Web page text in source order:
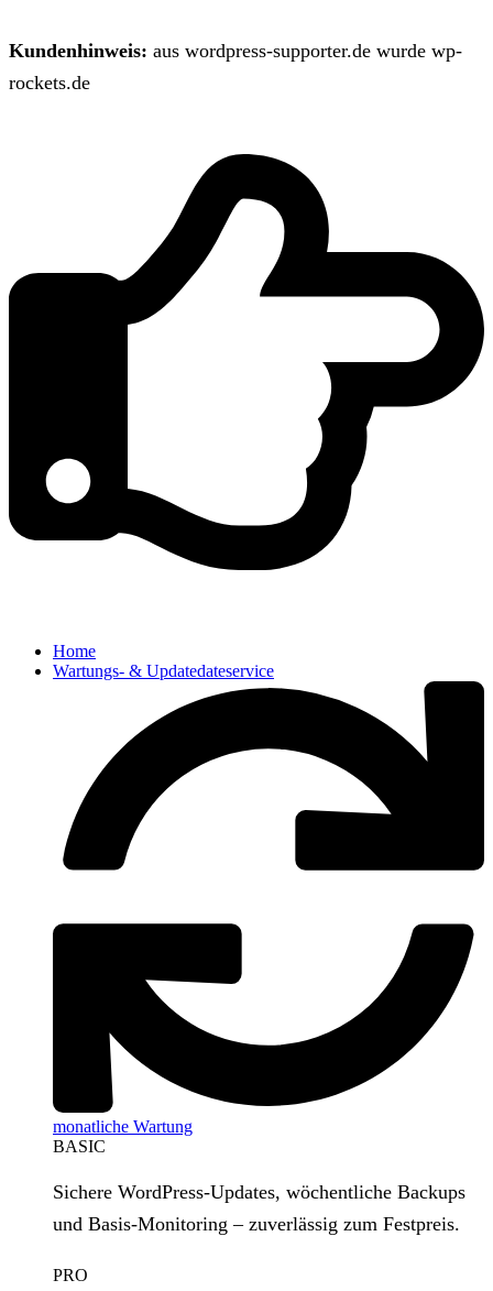
Kundenhinweis: aus wordpress-supporter.de wurde wp-
rockets.de
Home
Wartungs- & Updatedateservice
monatliche Wartung
BASIC
Sichere WordPress‑Updates, wöchentliche Backups
und Basis‑Monitoring – zuverlässig zum Festpreis.
PRO